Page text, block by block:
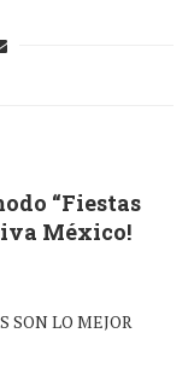
“Fiestas
México!
SON LO MEJOR